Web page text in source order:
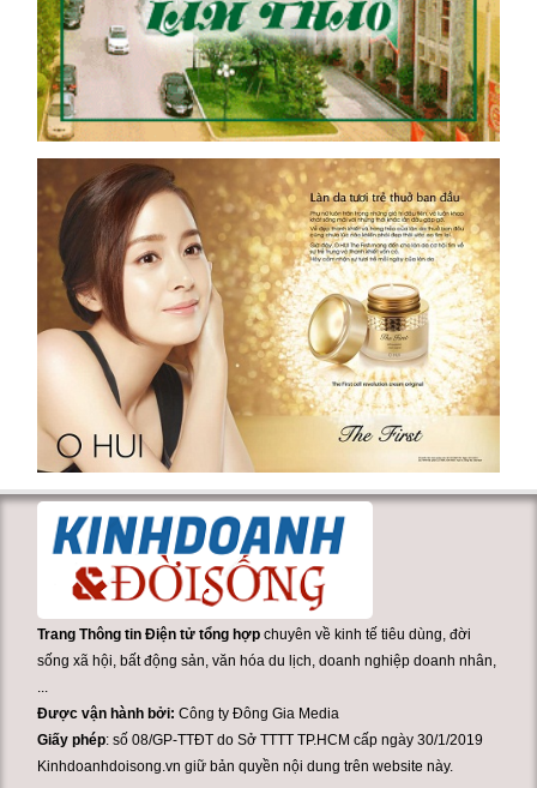
Trang Thông tin Điện tử tổng hợp chuyên về kinh tế tiêu dùng, đời
sống xã hội, bất động sản, văn hóa du lịch, doanh nghiệp doanh nhân,
Được vận hành bởi:Công ty Đông Gia Media
Giấy phép: số 08/GP-TTĐT do Sở TTTT TP.HCM cấp ngày 30/1/2019
Kinhdoanhdoisong.vn giữ bản quyền nội dung trên website này.